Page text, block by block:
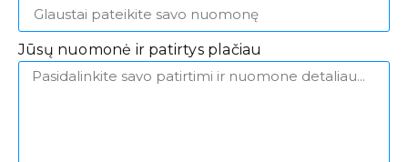
Jūsų nuomonė ir patirtys plačiau